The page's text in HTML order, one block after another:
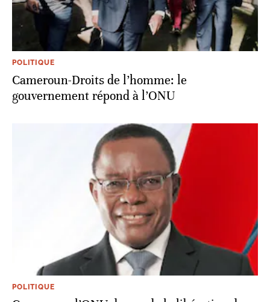
POLITIQUE
Cameroun-Droits de l’homme: le
gouvernement répond à l’ONU
POLITIQUE